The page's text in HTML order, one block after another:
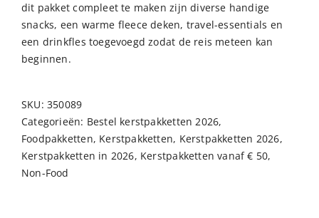
dit pakket compleet te maken zijn diverse handige
snacks, een warme fleece deken, travel-essentials en
een drinkfles toegevoegd zodat de reis meteen kan
beginnen.
SKU:350089
Categorieën: Bestel kerstpakketten 2026,
Foodpakketten, Kerstpakketten, Kerstpakketten 2026,
Kerstpakketten in 2026, Kerstpakketten vanaf € 50,
Non-Food